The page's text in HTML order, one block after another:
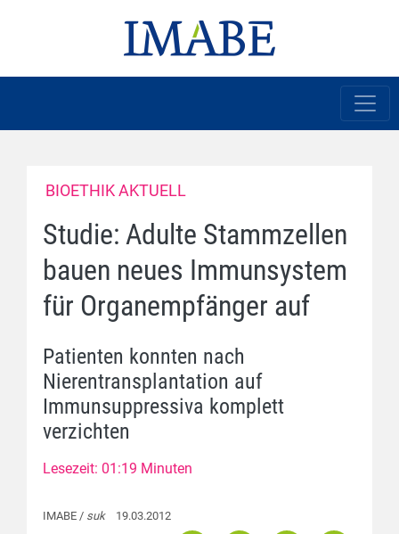
BIOETHIK AKTUELL
Studie: Adulte Stammzellen
bauen neues Immunsystem
für Organempfänger auf
Patienten konnten nach
Nierentransplantation auf
Immunsuppressiva komplett
verzichten
Lesezeit: 01:19 Minuten
IMABE / suk19.03.2012